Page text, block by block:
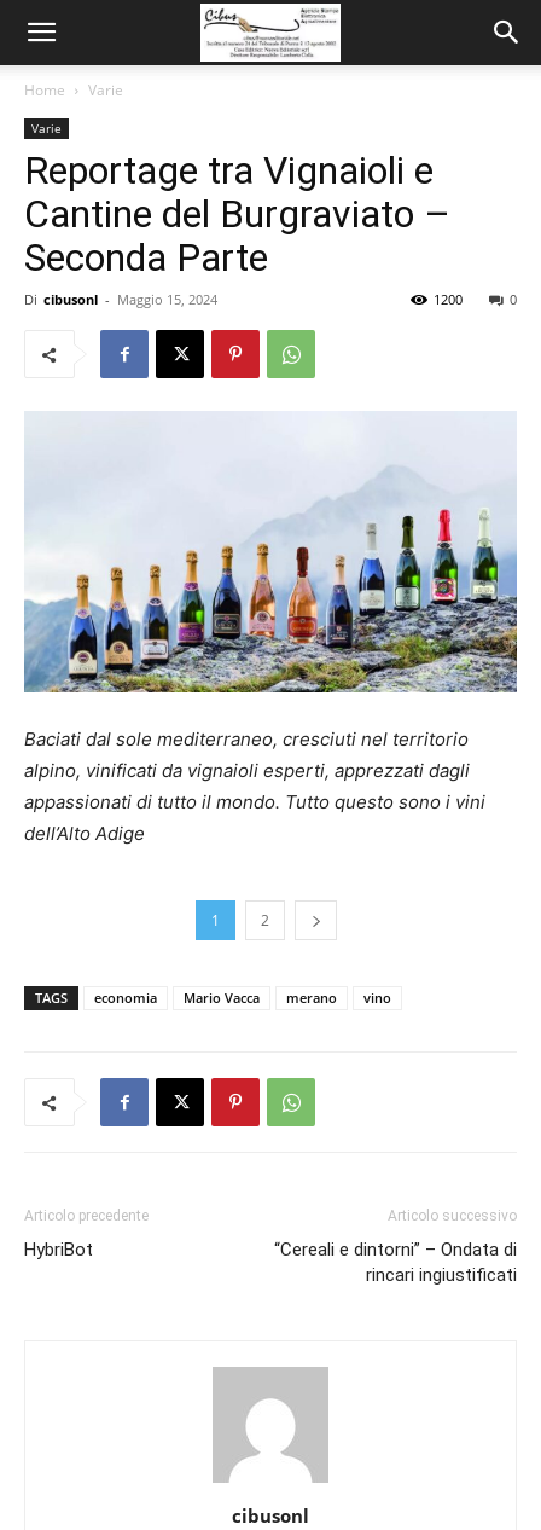
Home Varie
Varie
Reportage tra Vignaioli e
Cantine del Burgraviato –
Seconda Parte
Di cibusonl - Maggio 15, 2024 0
1200
Baciati dal sole mediterraneo, cresciuti nel territorio
alpino, vinificati da vignaioli esperti, apprezzati dagli
appassionati di tutto il mondo. Tutto questo sono i vini
dell’Alto Adige
1 2
TAGS economia Mario Vacca merano vino
Articolo precedente
HybriBot
Articolo successivo
“Cereali e dintorni” – Ondata di
rincari ingiustificati
cibusonl